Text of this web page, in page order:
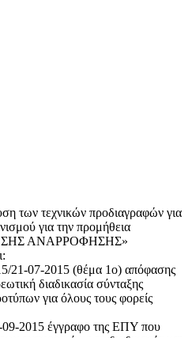
των τεχνικών προδιαγραφών για
για την προμήθεια
ΑΝΑΡΡΟΦΗΣΗΣ»
21-07-2015 (θέμα 1ο) απόφασης
διαδικασία σύνταξης
για όλους τους φορείς
2015 έγγραφο της ΕΠΥ που